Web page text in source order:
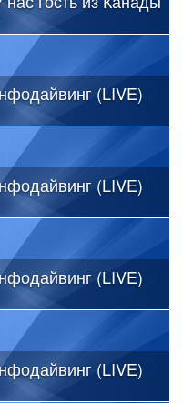
(LIVE)
(LIVE)
(LIVE)
(LIVE)